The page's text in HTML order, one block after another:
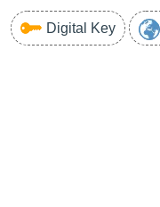
Digital Key